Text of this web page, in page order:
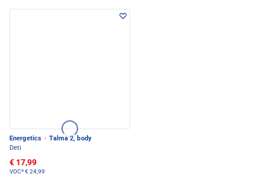
Energetics · Talma 2, body
Deti
€ 17,99
VOC*€ 24,99